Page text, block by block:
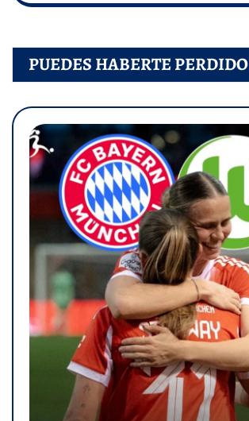
PUEDES HABERTE PERDIDO